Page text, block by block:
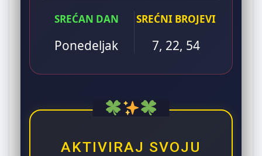
SREĆAN DAN
Ponedeljak
SREĆNI BROJEVI
7, 22, 54
AKTIVIRAJ SVOJU